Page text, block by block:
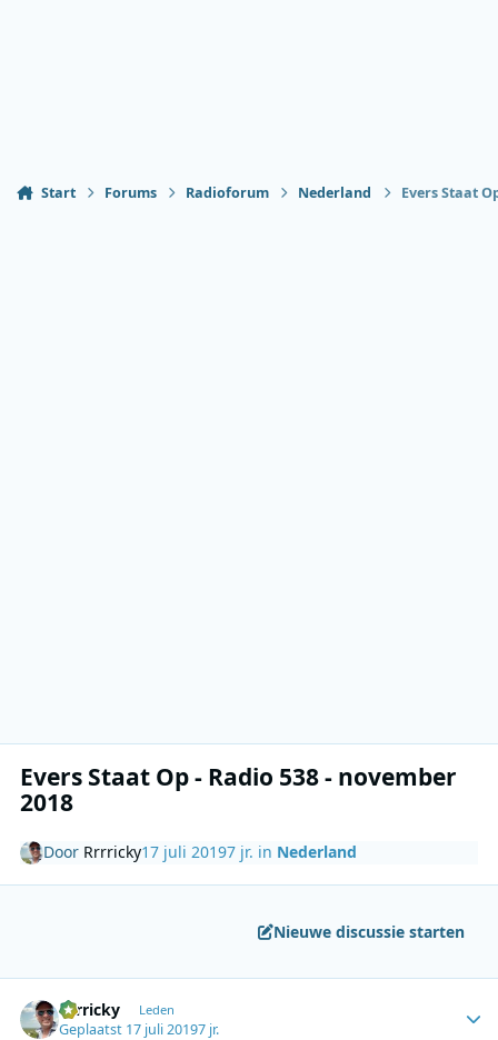
Start Forums Radioforum Nederland Evers Staat
Evers Staat Op - Radio 538 - november
2018
Door Rrrricky17 juli 20197 jr. in Nederland
Nieuwe discussie starten
Rrrricky Leden
Geplaatst 17 juli 20197 jr.